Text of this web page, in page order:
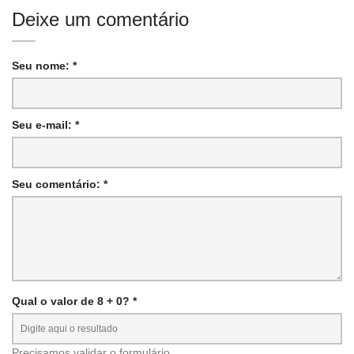
Deixe um comentário
Seu nome: *
Seu e-mail: *
Seu comentário: *
Qual o valor de 8 + 0? *